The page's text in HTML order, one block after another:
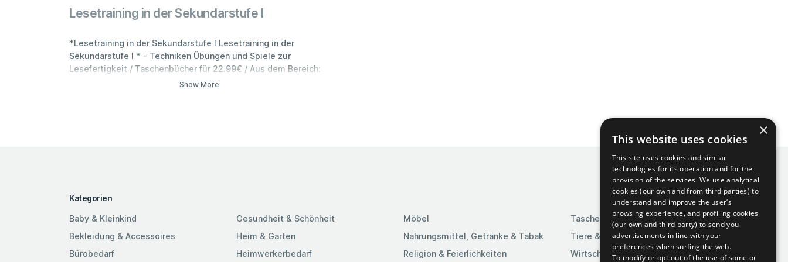
Lesetraining in der Sekundarstufe I
*Lesetraining in der Sekundarstufe I Lesetraining in der
Sekundarstufe I * - Techniken Übungen und Spiele zur
Lesefertigkeit / Taschenbücher für 22.99€ / Aus dem Bereich:
Bücher-Schule & Lernen Taschenbücher
Show More
Kategorien
Baby & Kleinkind
Bekleidung & Accessoires
Bürobedarf
Gesundheit & Schönheit
Heim & Garten
Heimwerkerbedarf
Möbel
Nahrungsmittel, Getränke & Tabak
Religion & Feierlichkeiten
Taschen & Gepäck
Tiere & Tierbedarf
Wirtschaft & Industrie
×
This website uses cookies
This site uses cookies and similar
technologies for its operation and for the
provision of the services. We use analytical
cookies (our own and from third parties) to
understand and improve the user’s
browsing experience, and profiling cookies
(our own and third party) to send you
advertisements in line with your
preferences when surfing the web.
To modify or opt-out of the use of some or